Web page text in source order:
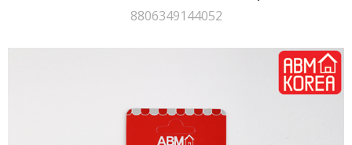
8806349144052